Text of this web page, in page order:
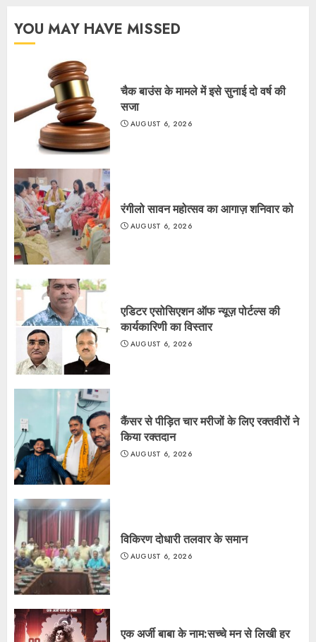
YOU MAY HAVE MISSED
चैक बाउंस के मामले में इसे सुनाई दो वर्ष की
सजा
AUGUST 6, 2026
रंगीलो सावन महोत्सव का आगाज़ शनिवार को
AUGUST 6, 2026
एडिटर एसोसिएशन ऑफ न्यूज़ पोर्टल्स की
कार्यकारिणी का विस्तार
AUGUST 6, 2026
कैंसर से पीड़ित चार मरीजों के लिए रक्तवीरों ने
किया रक्तदान
AUGUST 6, 2026
विकिरण दोधारी तलवार के समान
AUGUST 6, 2026
एक अर्जी बाबा के नाम:सच्चे मन से लिखी हर